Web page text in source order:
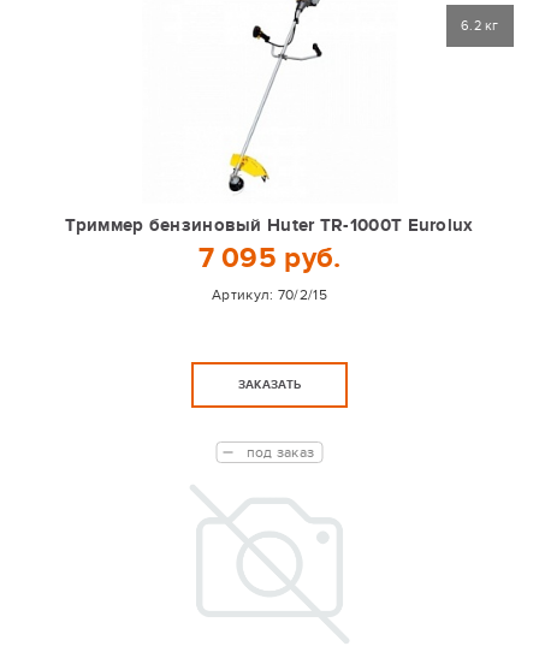
Триммер бензиновый Huter TR-1000T Eurolux
7 095 руб.
Артикул: 70/2/15
ЗАКАЗАТЬ
6.2 кг
под заказ